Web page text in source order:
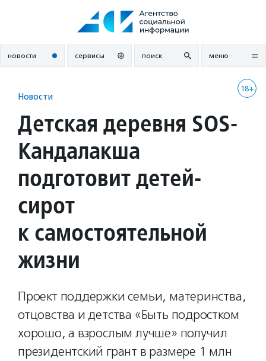
новости сервисы поиск меню
18+
Новости
Детская деревня SOS-
Кандалакша
подготовит детей-
сирот
к самостоятельной
жизни
Проект поддержки семьи, материнства,
отцовства и детства «Быть подростком
хорошо, а взрослым лучше» получил
президентский грант в размере 1 млн